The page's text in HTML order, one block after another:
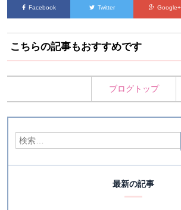
Facebook Twitter Google+
こちらの記事もおすすめです
ブログトップ
最新の記事